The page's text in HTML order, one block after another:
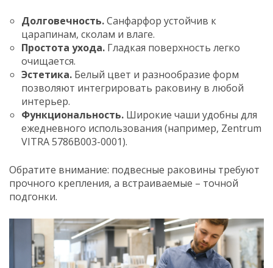
Долговечность.Санфарфор устойчив к
царапинам, сколам и влаге.
Простота ухода. Гладкая поверхность легко
очищается.
Эстетика. Белый цвет и разнообразие форм
позволяют интегрировать раковину в любой
интерьер.
Функциональность. Широкие чаши удобны для
ежедневного использования (например, Zentrum
VITRA 5786B003-0001).
Обратите внимание: подвесные раковины требуют
прочного крепления, а встраиваемые – точной
подгонки.